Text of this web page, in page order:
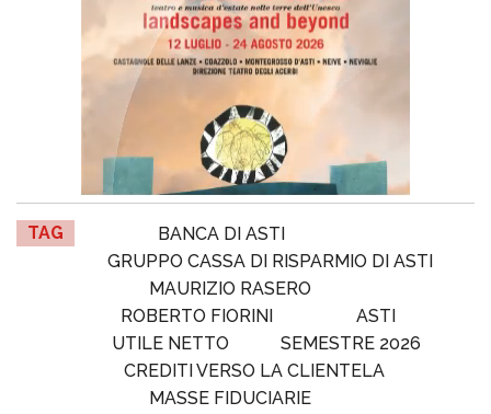
TAG
BANCA DI ASTI
GRUPPO CASSA DI RISPARMIO DI ASTI
MAURIZIO RASERO
ROBERTO FIORINI
ASTI
UTILE NETTO
SEMESTRE 2026
CREDITI VERSO LA CLIENTELA
MASSE FIDUCIARIE